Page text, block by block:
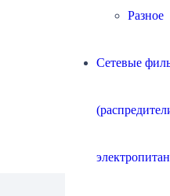
Разное
Сетевые